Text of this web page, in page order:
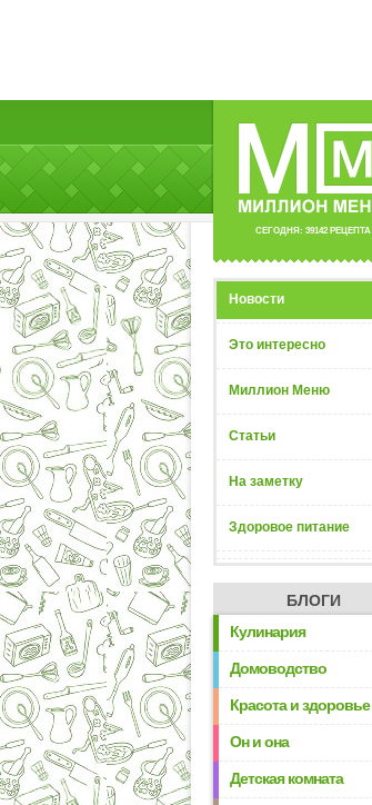
СЕГОДНЯ: 39142 РЕЦЕПТА
Новости
Это интересно
Миллион Меню
Статьи
На заметку
Здоровое питание
БЛОГИ
Кулинария
Домоводство
Красота и здоровье
Он и она
Детская комната